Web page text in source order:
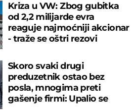
Kriza u VW: Zbog gubitka
od 2,2 milijarde evra
reaguje najmoćniji akcionar
- traže se oštri rezovi
Skoro svaki drugi
preduzetnik ostao bez
posla, mnogima preti
gašenje firmi: Upalio se